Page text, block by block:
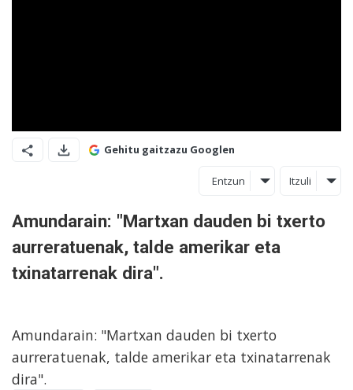
Gehitu gaitzazu Googlen
Entzun Itzuli
Amundarain: "Martxan dauden bi txerto
aurreratuenak, talde amerikar eta
txinatarrenak dira".
Amundarain: "Martxan dauden bi txerto
aurreratuenak, talde amerikar eta txinatarrenak
dira".